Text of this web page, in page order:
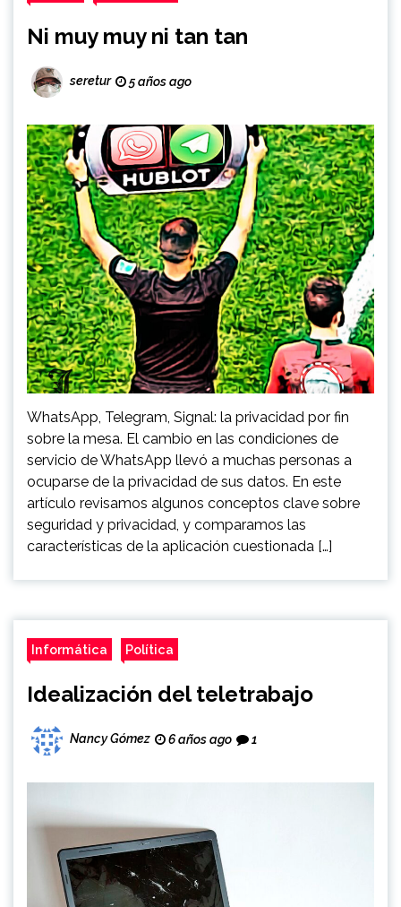
Ni muy muy ni tan tan
seretur 5 años ago
WhatsApp, Telegram, Signal: la privacidad por fin
sobre la mesa. El cambio en las condiciones de
servicio de WhatsApp llevó a muchas personas a
ocuparse de la privacidad de sus datos. En este
artículo revisamos algunos conceptos clave sobre
seguridad y privacidad, y comparamos las
características de la aplicación cuestionada […]
Informática Política
Idealización del teletrabajo
Nancy Gómez 6 años ago 1